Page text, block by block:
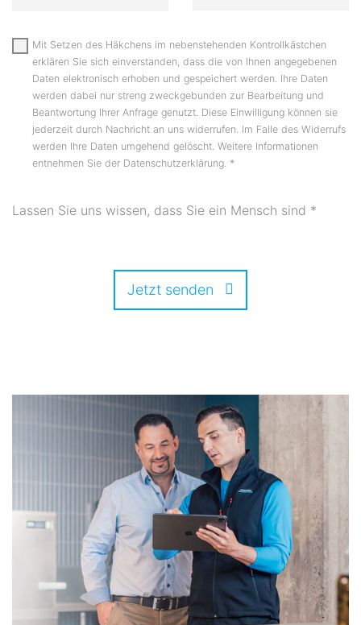
Mit Setzen des Häkchens im nebenstehenden Kontrollkästchen
erklären Sie sich einverstanden, dass die von Ihnen angegebenen
Daten elektronisch erhoben und gespeichert werden. Ihre Daten
werden dabei nur streng zweckgebunden zur Bearbeitung und
Beantwortung Ihrer Anfrage genutzt. Diese Einwilligung können sie
jederzeit durch Nachricht an uns widerrufen. Im Falle des Widerrufs
werden Ihre Daten umgehend gelöscht. Weitere Informationen
entnehmen Sie der Datenschutzerklärung. *
Lassen Sie uns wissen, dass Sie ein Mensch sind *
Jetzt senden